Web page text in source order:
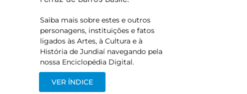
Saiba mais sobre estes e outros
personagens, instituições e fatos
ligados às Artes, à Cultura e à
História de Jundiaí navegando pela
nossa Enciclopédia Digital.
VER ÍNDICE